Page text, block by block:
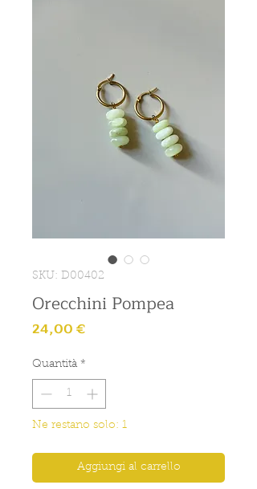
SKU: D00402
Orecchini Pompea
24,00 €Prezzo
Quantità *
Ne restano solo: 1
Aggiungi al carrello